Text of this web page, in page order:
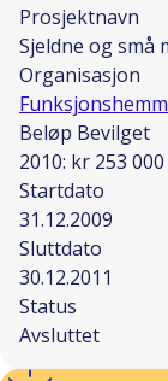
Prosjektnavn
Sjeldne og små
Organisasjon
Beløp Bevilget
2010: kr 253 000
Startdato
31.12.2009
Sluttdato
30.12.2011
Status
Avsluttet